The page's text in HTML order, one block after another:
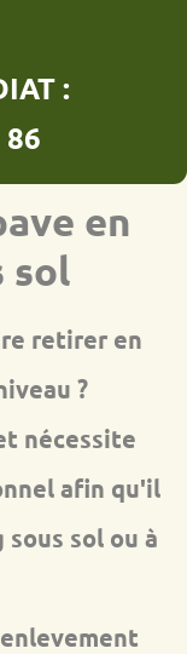
:
en
sol
retirer en
?
nécessite
afin qu'il
sol ou à